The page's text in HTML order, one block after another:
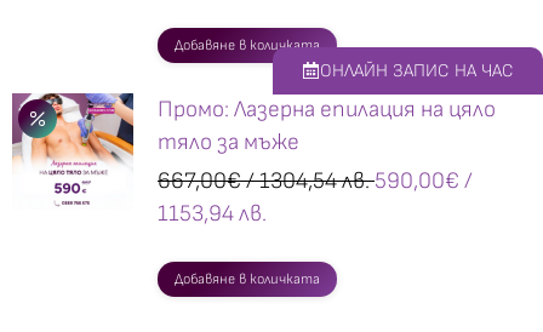
Добавяне в количката
Промо: Лазерна епилация на цяло
тяло за мъже
667,00€/ 1304,54 лв.590,00€ /
1153,94 лв.
Добавяне в количката
ОНЛАЙН ЗАПИС НА ЧАС